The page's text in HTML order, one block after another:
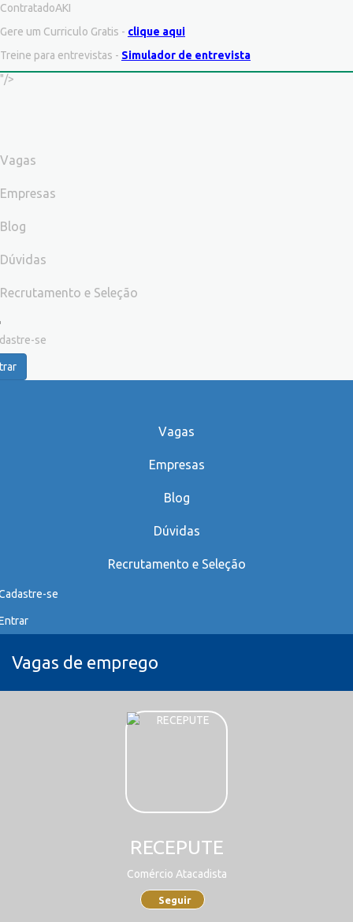
ContratadoAKI
Gere um Curriculo Gratis - clique aqui
Treine para entrevistas - Simulador de entrevista
"/>
Vagas
Empresas
Blog
Dúvidas
Recrutamento e Seleção
se
Vagas
Empresas
Blog
Dúvidas
Recrutamento e Seleção
se
Vagas de emprego
RECEPUTE
Comércio Atacadista
Seguir